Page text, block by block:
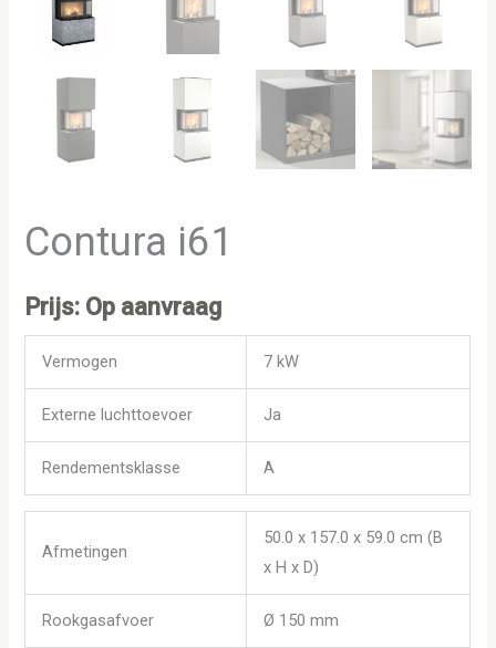
Contura i61
Prijs: Op aanvraag
Vermogen 7 kW
Externe luchttoevoer Ja
Rendementsklasse A
Afmetingen
50.0 x 157.0 x 59.0 cm (B
x H x D)
Rookgasafvoer Ø 150 mm